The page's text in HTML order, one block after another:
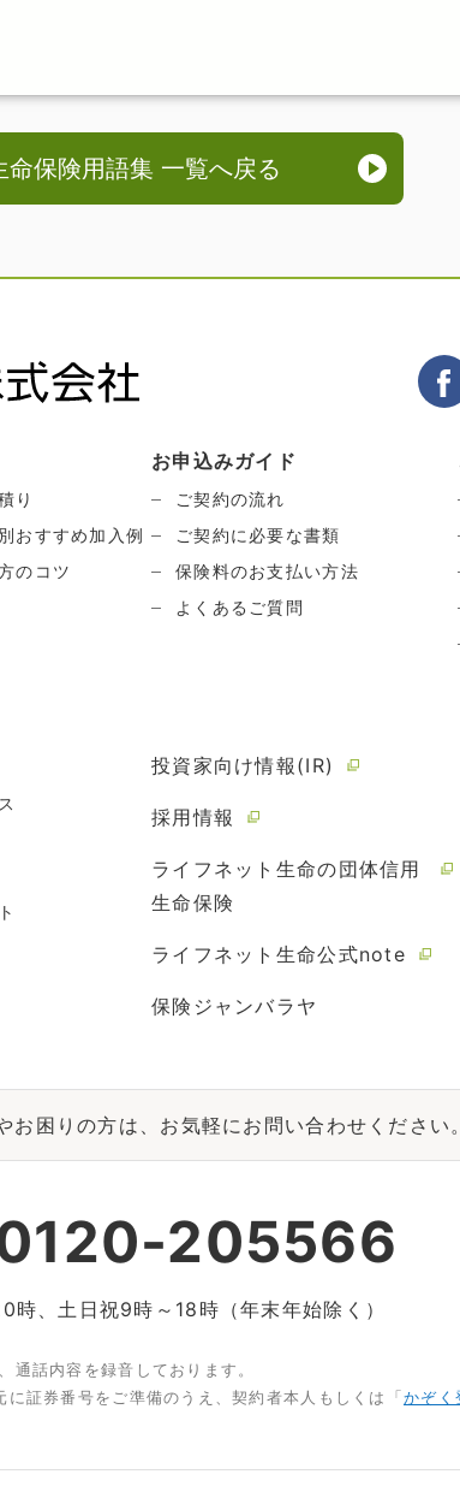
命保険用語集 一覧へ戻る
り
おすすめ加入例
のコツ
お申込みガイド
ご契約の流れ
ご契約に必要な書類
保険料のお支払い方法
よくあるご質問
投資家向け情報(IR)
採用情報
ライフネット生命の団体信用
生命保険
ライフネット生命公式note
保険ジャンバラヤ
お困りの方は、お気軽にお問い合わせください。
205566
時、土日祝9時～18時（年末年始除く）
通話内容を録音しております。
証券番号をご準備のうえ、契約者本人もしくは「かぞく